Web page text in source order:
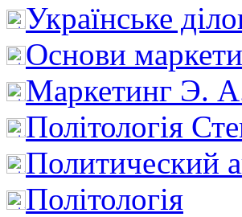
Українське
Основи
Маркетинг Э.
Політологія
Политический
Політологія